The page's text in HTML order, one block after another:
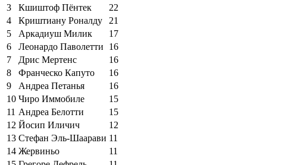
3
Кшиштоф Пёнтек
22
4
Криштиану Роналду
21
5
Аркадиуш Милик
17
6
Леонардо Паволетти
16
7
Дрис Мертенс
16
8
Франческо Капуто
16
9
Андреа Петанья
16
10 Чиро Иммобиле
15
11 Андреа Белотти
15
12 Йосип Иличич
12
13 Стефан Эль-Шаарави 11
14 Жервиньо
11